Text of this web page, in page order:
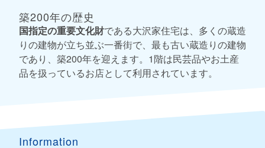
築200年の歴史
国指定の重要文化財である大沢家住宅は、多くの蔵造
りの建物が立ち並ぶ一番街で、最も古い蔵造りの建物
であり、築200年を迎えます。1階は民芸品やお土産
品を扱っているお店として利用されています。
Information